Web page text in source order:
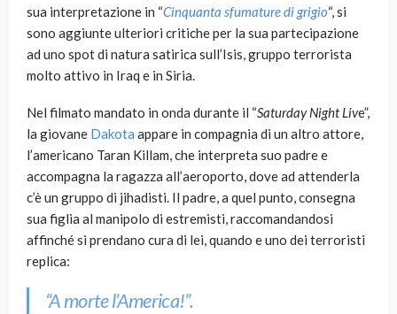
sua interpretazione in “Cinquanta sfumature di grigio“, si
sono aggiunte ulteriori critiche per la sua partecipazione
ad uno spot di natura satirica sull’Isis, gruppo terrorista
molto attivo in Iraq e in Siria.
Nel filmato mandato in onda durante il “Saturday Night Live”,
la giovane Dakota appare in compagnia di un altro attore,
l’americano Taran Killam, che interpreta suo padre e
accompagna la ragazza all’aeroporto, dove ad attenderla
c’è un gruppo di jihadisti. Il padre, a quel punto, consegna
sua figlia al manipolo di estremisti, raccomandandosi
affinché si prendano cura di lei, quando e uno dei terroristi
replica:
“A morte l’America!”.